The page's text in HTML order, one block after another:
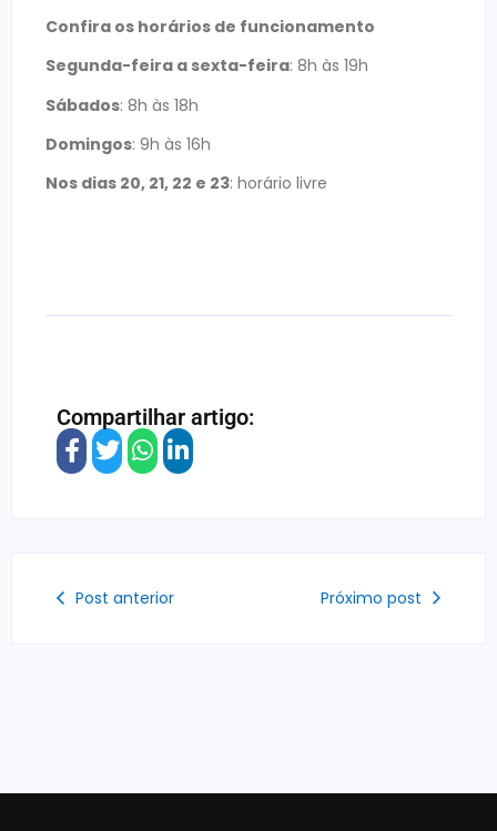
Confira os horários de funcionamento
Segunda-feira a sexta-feira: 8h às 19h
Sábados: 8h às 18h
Domingos: 9h às 16h
Nos dias 20, 21, 22 e 23: horário livre
Compartilhar artigo:
Post anterior Próximo post